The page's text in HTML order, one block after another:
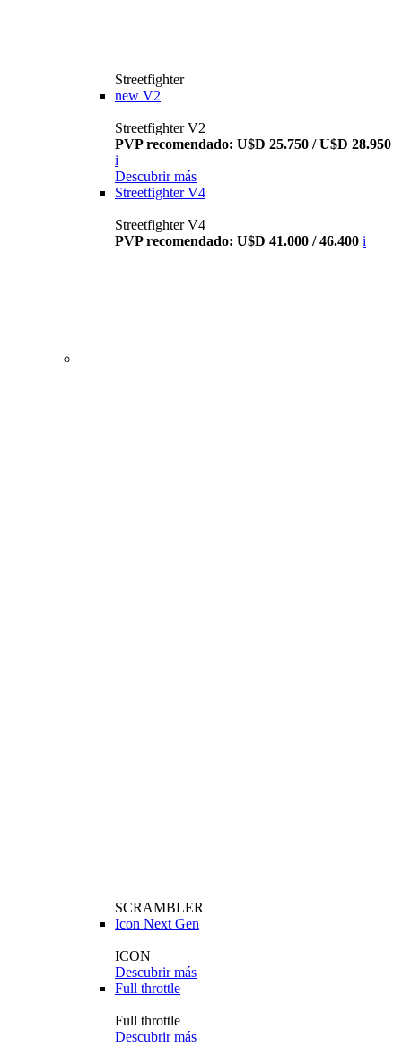
Streetfighter
new V2
Streetfighter V2
PVP recomendado: U$D 25.750 / U$D 28.950
i
Descubrir más
Streetfighter V4
Streetfighter V4
PVP recomendado: U$D 41.000 / 46.400 i
SCRAMBLER
Icon Next Gen
ICON
Descubrir más
Full throttle
Full throttle
Descubrir más